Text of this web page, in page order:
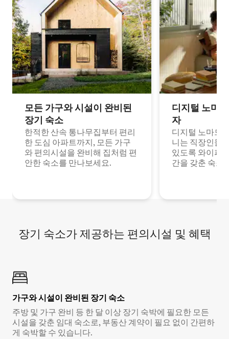
모든 가구와 시설이 완비된
장기 숙소
한적한 산속 통나무집부터 편리
한 도심 아파트까지, 모든 가구
와 편의시설을 완비해 집처럼 편
안한 숙소를 만나보세요.
디지털 노마
자
디지털 노마드
니는 직장인들
있도록 와이파
간을 갖춘 숙소
장기 숙소가 제공하는 편의시설 및 혜택
가구와 시설이 완비된 장기 숙소
주방 및 가구 완비 등 한 달 이상 장기 숙박에 필요한 모든
시설을 갖춘 임대 숙소로, 부동산 계약이 필요 없이 간편하
게 숙박할 수 있습니다.